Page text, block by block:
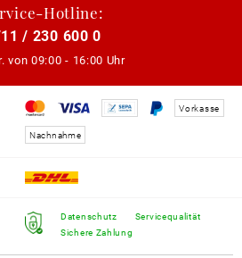
Hotline:
/ 230 600 0
von 09:00 - 16:00 Uhr
Vorkasse
Nachnahme
Datenschutz
Sichere Zahlung
Servicequalität